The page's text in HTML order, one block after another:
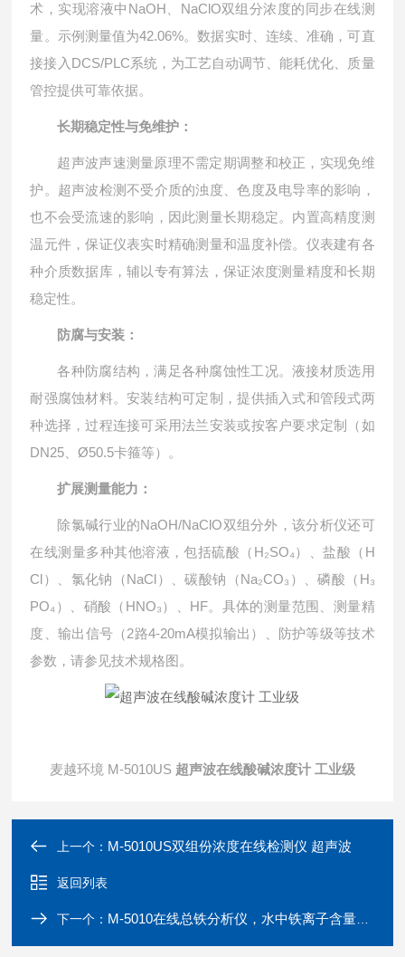
术，实现溶液中NaOH、NaClO双组分浓度的同步在线测
量。示例测量值为42.06%。数据实时、连续、准确，可直
接接入DCS/PLC系统，为工艺自动调节、能耗优化、质量
管控提供可靠依据。
长期稳定性与免维护：
超声波声速测量原理不需定期调整和校正，实现免维
护。超声波检测不受介质的浊度、色度及电导率的影响，
也不会受流速的影响，因此测量长期稳定。内置高精度测
温元件，保证仪表实时精确测量和温度补偿。仪表建有各
种介质数据库，辅以专有算法，保证浓度测量精度和长期
稳定性。
防腐与安装：
各种防腐结构，满足各种腐蚀性工况。液接材质选用
耐强腐蚀材料。安装结构可定制，提供插入式和管段式两
种选择，过程连接可采用法兰安装或按客户要求定制（如
DN25、Ø50.5卡箍等）。
扩展测量能力：
除氯碱行业的NaOH/NaClO双组分外，该分析仪还可
在线测量多种其他溶液，包括硫酸（H₂SO₄）、盐酸（H
Cl）、氯化钠（NaCl）、碳酸钠（Na₂CO₃）、磷酸（H₃
PO₄）、硝酸（HNO₃）、HF。具体的测量范围、测量精
度、输出信号（2路4-20mA模拟输出）、防护等级等技术
参数，请参见技术规格图。
麦越环境 M-5010US 超声波在线酸碱浓度计 工业级
上一个： M-5010US双组份浓度在线检测仪 超声波
返回列表
下一个： M-5010在线总铁分析仪，水中铁离子含量监测仪